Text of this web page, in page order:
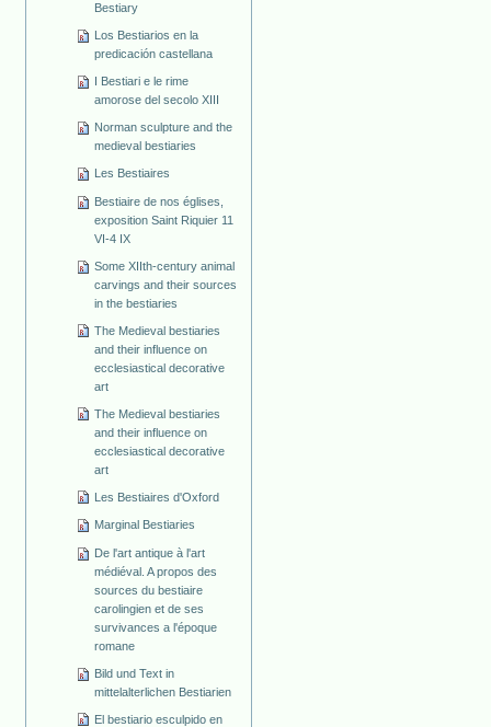
Bestiary
Los Bestiarios en la
predicación castellana
I Bestiari e le rime
amorose del secolo XIII
Norman sculpture and the
medieval bestiaries
Les Bestiaires
Bestiaire de nos églises,
exposition Saint Riquier 11
VI-4 IX
Some XIIth-century animal
carvings and their sources
in the bestiaries
The Medieval bestiaries
and their influence on
ecclesiastical decorative
art
The Medieval bestiaries
and their influence on
ecclesiastical decorative
art
Les Bestiaires d'Oxford
Marginal Bestiaries
De l'art antique à l'art
médiéval. A propos des
sources du bestiaire
carolingien et de ses
survivances a l'époque
romane
Bild und Text in
mittelalterlichen Bestiarien
El bestiario esculpido en